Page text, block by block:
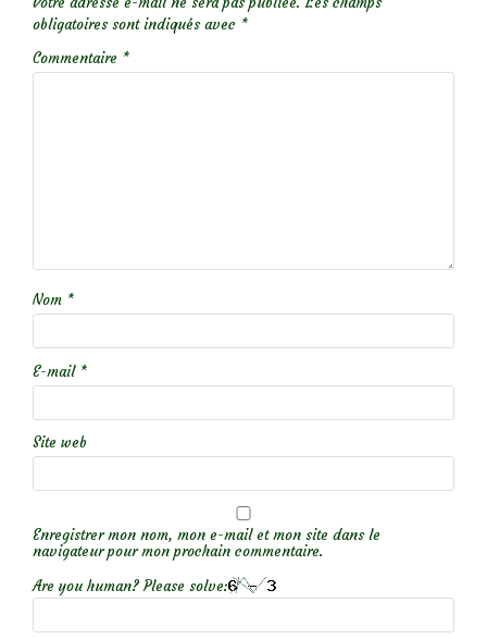
obligatoires sont indiqués avec *
Commentaire *
Nom *
E-mail *
Site web
Enregistrer mon nom, mon e-mail et mon site dans le
navigateur pour mon prochain commentaire.
Are you human? Please solve: